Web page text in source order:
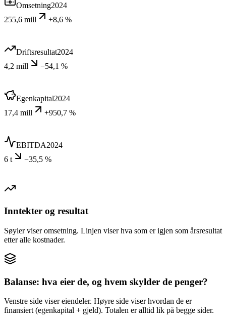
Omsetning2024
255,6 mill
+8,6 %
Driftsresultat2024
4,2 mill
−54,1 %
Egenkapital2024
17,4 mill
+950,7 %
EBITDA2024
6 t
−35,5 %
Inntekter og resultat
Søyler viser omsetning. Linjen viser hva som er igjen som årsresultat
etter alle kostnader.
Balanse: hva eier de, og hvem skylder de penger?
Venstre side viser eiendeler. Høyre side viser hvordan de er
finansiert (egenkapital + gjeld). Totalen er alltid lik på begge sider.